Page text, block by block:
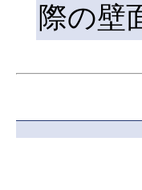
際の壁